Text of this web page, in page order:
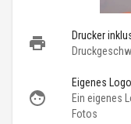
Drucker
Eigenes
Ein eigenes
Fotos